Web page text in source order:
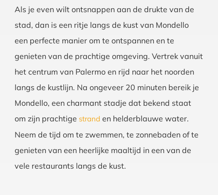
Als je even wilt ontsnappen aan de drukte van de
stad, dan is een ritje langs de kust van Mondello
een perfecte manier om te ontspannen en te
genieten van de prachtige omgeving. Vertrek vanuit
het centrum van Palermo en rijd naar het noorden
langs de kustlijn. Na ongeveer 20 minuten bereik je
Mondello, een charmant stadje dat bekend staat
om zijn prachtige strand en helderblauwe water.
Neem de tijd om te zwemmen, te zonnebaden of te
genieten van een heerlijke maaltijd in een van de
vele restaurants langs de kust.